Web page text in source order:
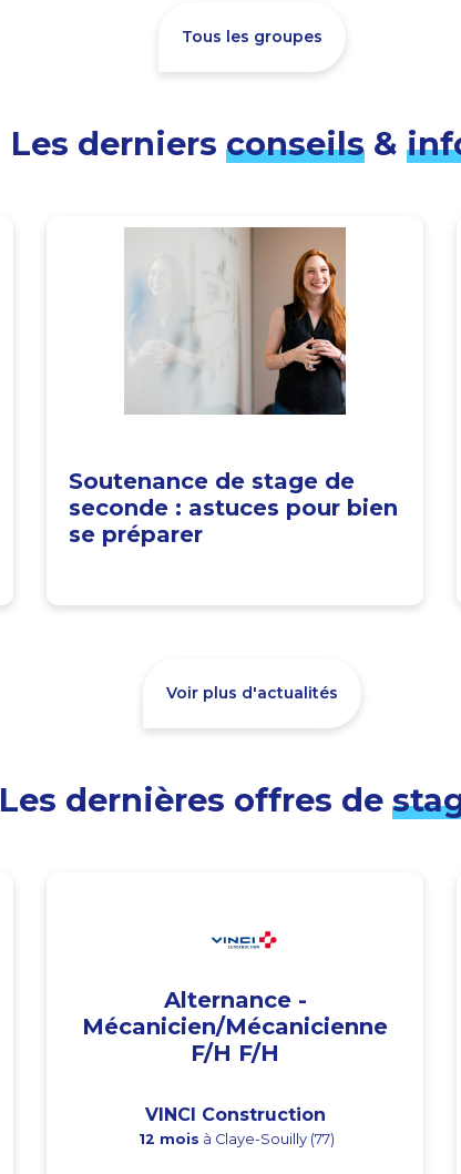
Tous les groupes
Les derniers conseils &
Soutenance de stage de
seconde : astuces pour bien
se préparer
Voir plus d'actualités
Les dernières offres de
Alternance -
Mécanicien/Mécanicienne
F/H F/H
VINCI Construction
12 mois à Claye-Souilly (77)